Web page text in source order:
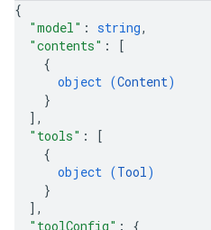
{
"model" : string,
"contents" :
[
{
object (Content)
}
] ,
"tools" :
[
{
object (Tool)
}
] ,
"toolConfig" : {